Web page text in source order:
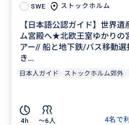
SWE ストックホルム
【日本語公認ガイド】世界
ム宮殿へ★北欧王室ゆかりの
アー// 船と地下鉄/バス移動選
き...
日本人ガイド ストックホルム郊外
4h 〜6人
4名で